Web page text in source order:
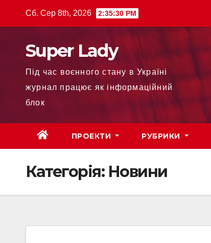
Сб. Сер 8th, 2026 2:35:32 PM
Super Lady
Під час воєнного стану в Україні
журнал працює як інформаційний
блок
ПРОЕКТИ РУБРИКИ
Категорія: Новини